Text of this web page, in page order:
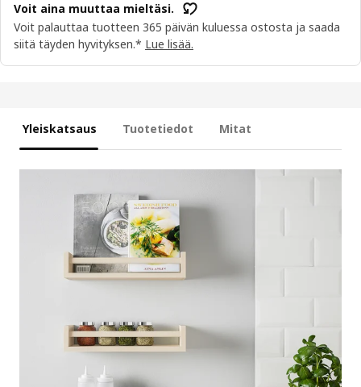
Voit aina muuttaa mieltäsi.
Voit palauttaa tuotteen 365 päivän kuluessa ostosta ja saada
siitä täyden hyvityksen.* Lue lisää.
Yleiskatsaus Tuotetiedot Mitat